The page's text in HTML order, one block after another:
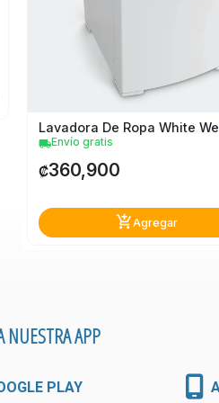
local_shippingEnvío gratis
₡360,900
add_shopping_cartAgregar
NUESTRA APP
PLAY